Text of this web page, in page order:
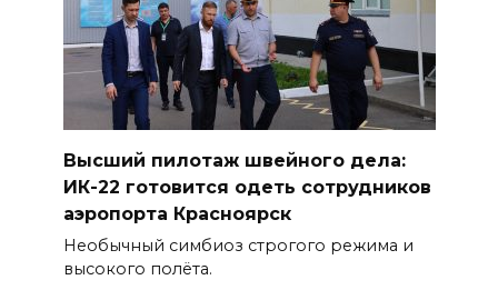
Высший пилотаж швейного дела:
ИК-22 готовится одеть сотрудников
аэропорта Красноярск
Необычный симбиоз строгого режима и
высокого полёта.